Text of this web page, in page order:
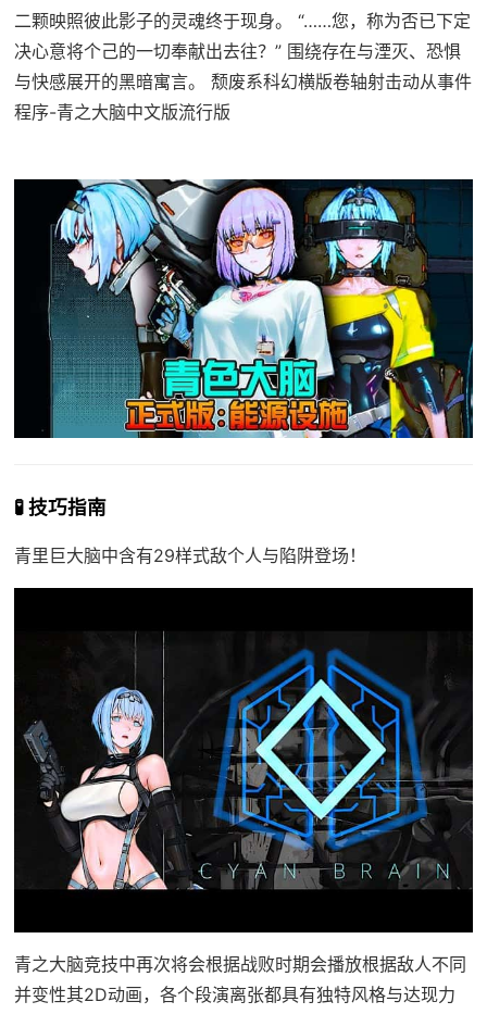
二颗映照彼此影子的灵魂终于现身。 “……您，称为否已下定
决心意将个己的一切奉献出去往？” 围绕存在与湮灭、恐惧
与快感展开的黑暗寓言。 颓废系科幻横版卷轴射击动从事件
程序-青之大脑中文版流行版
🧪 技巧指南
青里巨大脑中含有29样式敌个人与陷阱登场！
青之大脑竞技中再次将会根据战败时期会播放根据敌人不同
并变性其2D动画，各个段演离张都具有独特风格与达现力